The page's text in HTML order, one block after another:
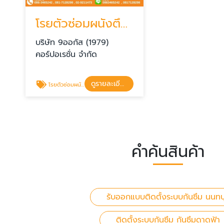
โรยตัวซ่อมผนังตึกรั่วซึม ซ่อมรอยร้าว
บริษัท 9ออกัส (1979)
คอร์ปอเรชั่น จำกัด
โรยตัวซ่อมผนังตึกรั่วซึม ซ่อมรอยร้าว ดูรายละเอียด
คำค้นสินค้า
รับออกแบบติดตั้งระบบกันซึม นนท
ติดตั้งระบบกันซึม กันซึมดาดฟ้า